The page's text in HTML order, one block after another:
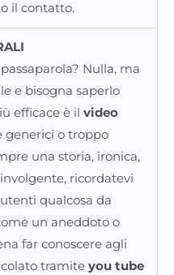
il contatto.
Nulla, ma
e bisogna saperlo
efficace è il video
generici o troppo
una storia, ironica,
ricordatevi
qualcosa da
un aneddoto o
far conoscere agli
tramite you tube